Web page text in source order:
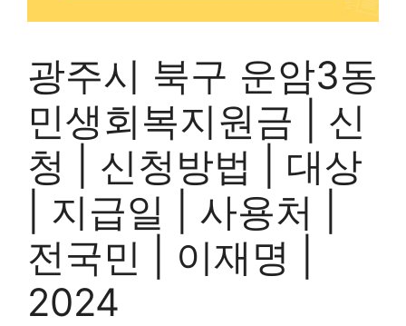
광주시 북구 운암3동
민생회복지원금 | 신
청 | 신청방법 | 대상
| 지급일 | 사용처 |
전국민 | 이재명 |
2024